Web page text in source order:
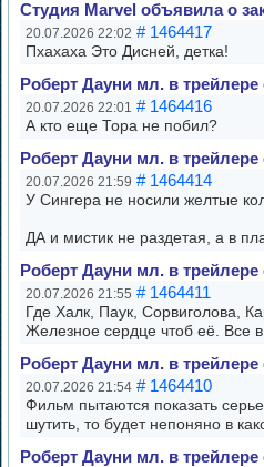
Студия Marvel объявила о
20.07.2026 22:02 # 1464417
Пхахаха Это Дисней, детка!
Роберт Дауни мл. в
20.07.2026 22:01 # 1464416
А кто еще Тора не побил?
Роберт Дауни мл. в
20.07.2026 21:59 # 1464414
У Сингера не носили желтые
ДА и мистик не раздетая, а в
Роберт Дауни мл. в
20.07.2026 21:55 # 1464411
Где Халк, Паук, Сорвиголова,
Железное сердце чтоб её. Все
Роберт Дауни мл. в
20.07.2026 21:54 # 1464410
Фильм пытаются показать
шутить, то будет непоняно в
Роберт Дауни мл. в